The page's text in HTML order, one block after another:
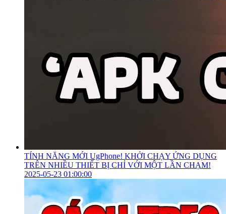
TÍNH NĂNG MỚI UgPhone! KHỞI CHẠY ỨNG DỤNG
TRÊN NHIỀU THIẾT BỊ CHỈ VỚI MỘT LẦN CHẠM!
2025-05-23 01:00:00